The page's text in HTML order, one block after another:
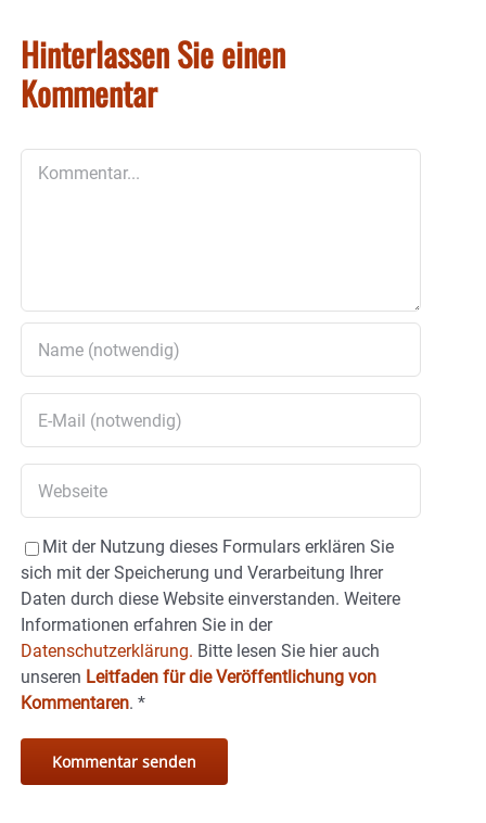
Hinterlassen Sie einen
Kommentar
Mit der Nutzung dieses Formulars erklären Sie
sich mit der Speicherung und Verarbeitung Ihrer
Daten durch diese Website einverstanden. Weitere
Informationen erfahren Sie in der
Datenschutzerklärung. Bitte lesen Sie hier auch
unseren Leitfaden für die Veröffentlichung von
Kommentaren. *